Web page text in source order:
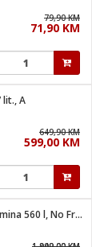
79,90 KM
71,90 KM
lit., A
649,90 KM
599,00 KM
Frižider/Zamrzivač, ukupna zapremina 560 l, No Frost Plus